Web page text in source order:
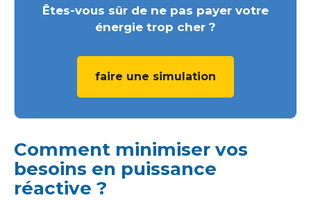
Êtes-vous sûr de ne pas payer votre
énergie trop cher ?
faire une simulation
Comment minimiser vos
besoins en puissance
réactive ?